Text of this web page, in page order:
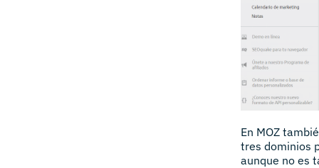
En MOZ
tres dominios
aunque no es